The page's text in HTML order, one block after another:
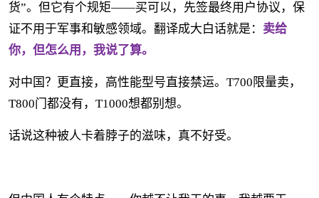
货”。但它有个规矩——买可以，先签最终用户协议，保
证不用于军事和敏感领域。翻译成大白话就是： 卖给
你，但怎么用，我说了算。
对中国？更直接，高性能型号直接禁运。T700限量卖，
T800门都没有，T1000想都别想。
话说这种被人卡着脖子的滋味，真不好受。